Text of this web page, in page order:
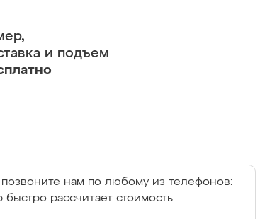
и подъем
нам по любому из телефонов:
рассчитает стоимость.